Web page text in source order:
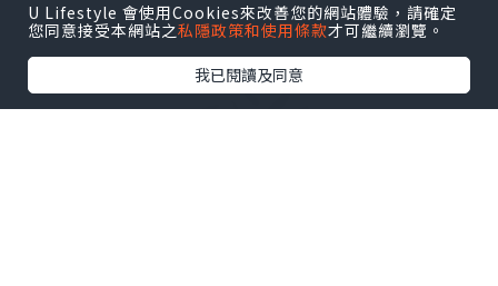
U Lifestyle 會使用Cookies來改善您的網站體驗，請確定
您同意接受本網站之私隱政策和使用條款才可繼續瀏覽。
我已閱讀及同意